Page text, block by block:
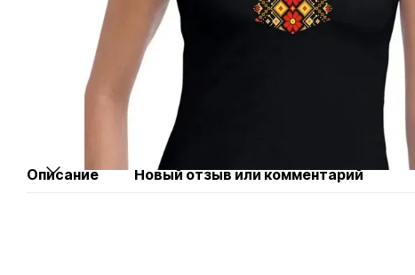
Описание Новый отзыв или комментарий